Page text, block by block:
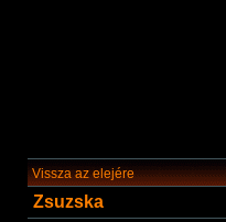
Vissza az elejére
Zsuzska